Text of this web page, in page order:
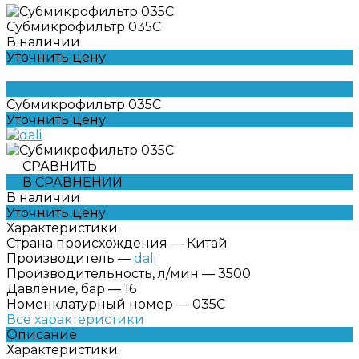
Субмикрофильтр 035C
В наличии
Уточнить цену
Субмикрофильтр 035C
Уточнить цену
СРАВНИТЬ
В СРАВНЕНИИ
В наличии
Уточнить цену
Характеристики
Страна происхождения — Китай
Производитель — dali
Производительность, л/мин — 3500
Давление, бар — 16
Номенклатурный номер — 035C
Все характеристики
Описание
Характеристики